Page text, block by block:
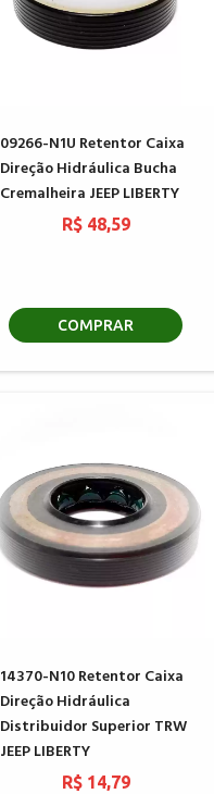
09266-N1U Retentor Caixa
Direção Hidráulica Bucha
Cremalheira JEEP LIBERTY
R$ 48,59
COMPRAR
14370-N10 Retentor Caixa
Direção Hidráulica
Distribuidor Superior TRW
JEEP LIBERTY
R$ 14,79